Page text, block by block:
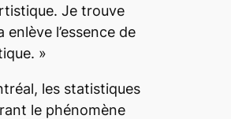
Je trouve
enlève l’essence de
»
les statistiques
le phénomène